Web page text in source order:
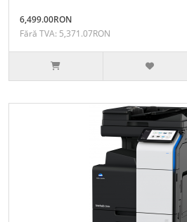
6,499.00RON
Fără TVA: 5,371.07RON